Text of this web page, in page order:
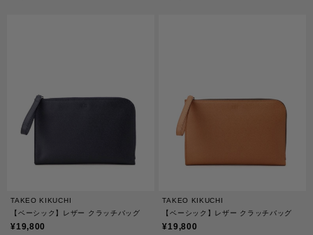
TAKEO KIKUCHI
【ベーシック】レザー クラッチバッグ
¥19,800
TAKEO KIKUCHI
【ベーシック】レザー クラッチバッグ
¥19,800